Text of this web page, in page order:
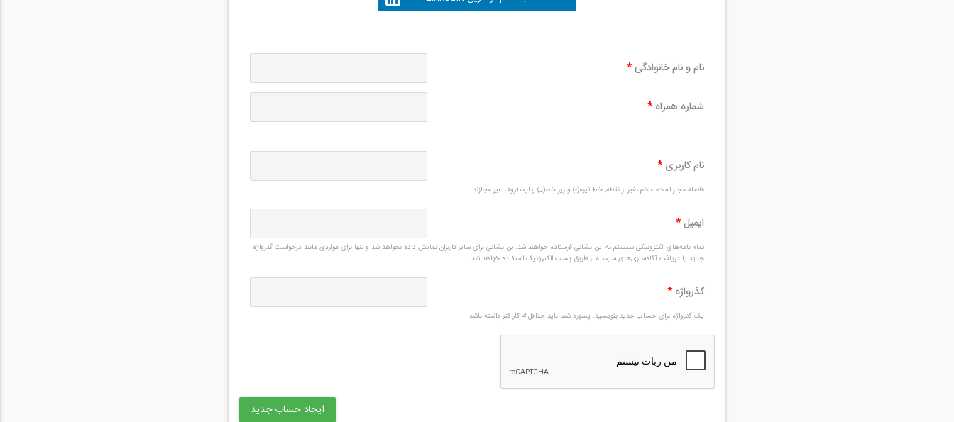
نام و نام خانوادگی*
شماره همراه *
نام کاربری *
فاصله مجاز است؛ علائم بغیر از نقطه, خط تیره(-) و زیر خط(_) و اپستروف غیر مجازند.
ایمیل*
تمام نامه‌های الکترونیکی سیستم به این نشانی فرستاده خواهند شد.این نشانی برای سایر کاربران نمایش داده نخواهد شد و تنها برای مواردی مانند درخواست گذرواژه
جدید یا دریافت آگاه‌سازی‌های سیستم از طریق پست الکترونیک استفاده خواهد شد.
گذرواژه *
یک گذرواژه برای حساب جدید بنویسید. پسورد شما باید حداقل4 کاراکتر داشته باشد.